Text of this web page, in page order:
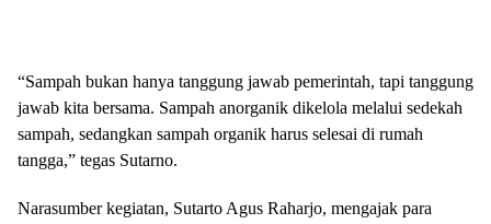
“Sampah bukan hanya tanggung jawab pemerintah, tapi tanggung
jawab kita bersama. Sampah anorganik dikelola melalui sedekah
sampah, sedangkan sampah organik harus selesai di rumah
tangga,” tegas Sutarno.
Narasumber kegiatan, Sutarto Agus Raharjo, mengajak para